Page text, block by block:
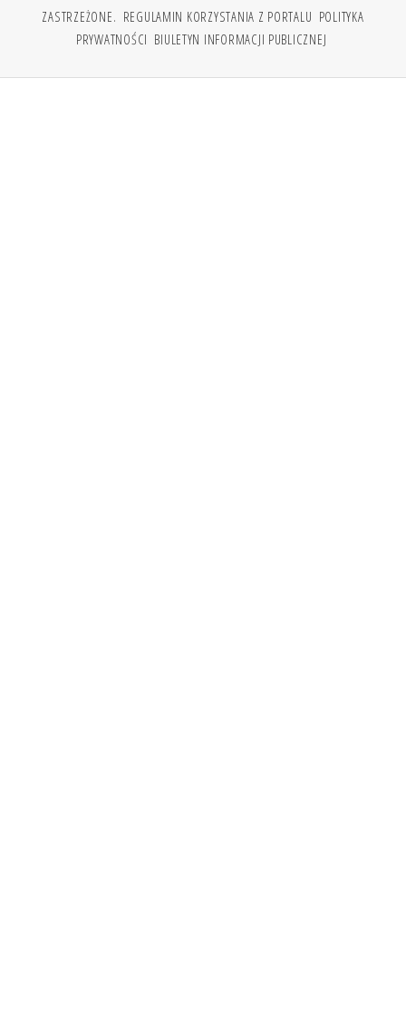
ZASTRZEŻONE. REGULAMIN KORZYSTANIA Z PORTALU POLITYKA
PRYWATNOŚCI BIULETYN INFORMACJI PUBLICZNEJ